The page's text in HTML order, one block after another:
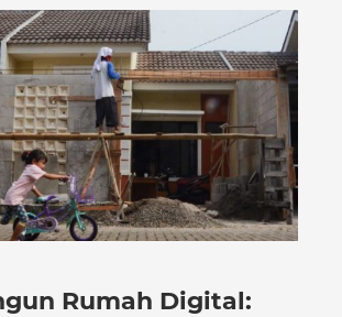
Rumah Digital: